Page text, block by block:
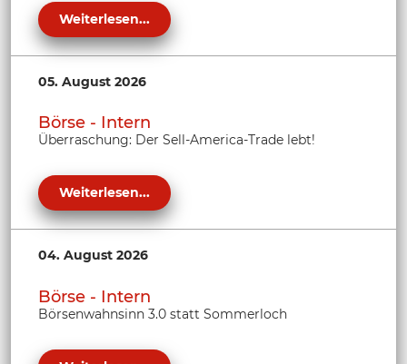
Weiterlesen...
05. August 2026
Börse - Intern
Überraschung: Der Sell-America-Trade lebt!
Weiterlesen...
04. August 2026
Börse - Intern
Börsenwahnsinn 3.0 statt Sommerloch